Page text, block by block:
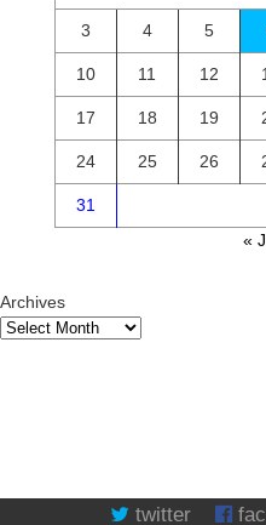
3 4 5
10 11 12
17 18 19
24 25 26
31
«
Archives
twitter